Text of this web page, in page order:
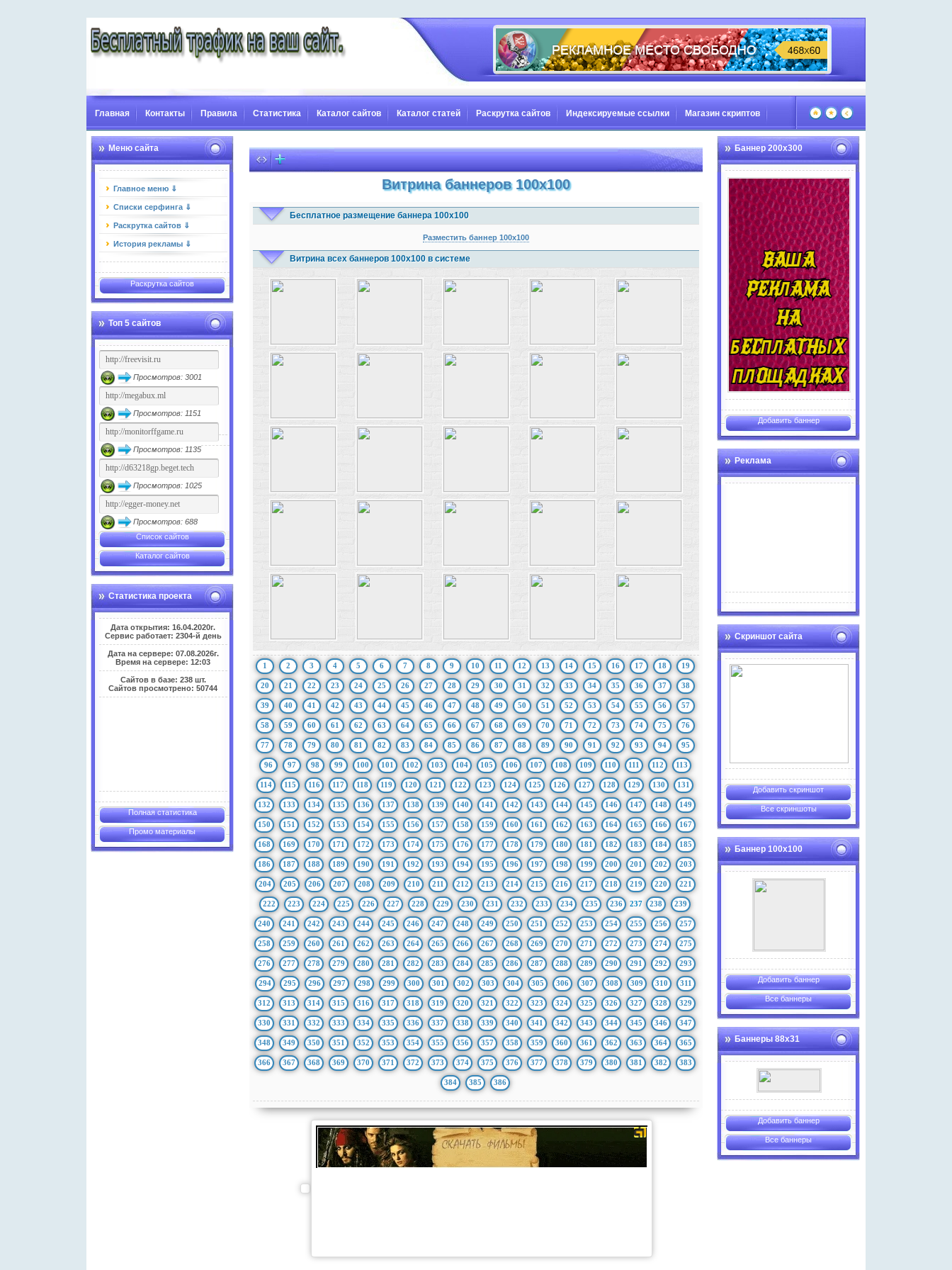
Главная Контакты Правила Статистика Каталог сайтов Каталог статей Раскрутка сайтов Индексируемые ссылки Магазин скриптов
Меню сайта
Главное меню ⇓
Списки серфинга ⇓
Раскрутка сайтов ⇓
История рекламы ⇓
Раскрутка сайтов
Топ 5 сайтов
Просмотров: 3001
Просмотров: 1151
Просмотров: 1135
Просмотров: 1025
Просмотров: 688
Список сайтов
Каталог сайтов
Статистика проекта
Дата открытия: 16.04.2020г.
Сервис работает: 2304-й день
Дата на сервере: 07.08.2026г.
Время на сервере: 12:03
Сайтов в базе: 238 шт.
Сайтов просмотрено: 50744
Полная статистика
Промо материалы
Баннер 200х300
Добавить баннер
Реклама
Скриншот сайта
Добавить скриншот
Все скриншоты
Баннер 100х100
Добавить баннер
Все баннеры
Баннеры 88х31
Добавить баннер
Все баннеры
Витрина баннеров 100x100
Бесплатное размещение баннера 100x100
Разместить баннер 100x100
Витрина всех баннеров 100x100 в системе
1 2 3 4 5 6 7 8 9 10 11 12 13 14 15 16 17 18 19
20 21 22 23 24 25 26 27 28 29 30 31 32 33 34 35 36 37 38
39 40 41 42 43 44 45 46 47 48 49 50 51 52 53 54 55 56 57
58 59 60 61 62 63 64 65 66 67 68 69 70 71 72 73 74 75 76
77 78 79 80 81 82 83 84 85 86 87 88 89 90 91 92 93 94 95
96 97 98 99 100 101 102 103 104 105 106 107 108 109 110 111 112 113
114 115 116 117 118 119 120 121 122 123 124 125 126 127 128 129 130 131
132 133 134 135 136 137 138 139 140 141 142 143 144 145 146 147 148 149
150 151 152 153 154 155 156 157 158 159 160 161 162 163 164 165 166 167
168 169 170 171 172 173 174 175 176 177 178 179 180 181 182 183 184 185
186 187 188 189 190 191 192 193 194 195 196 197 198 199 200 201 202 203
204 205 206 207 208 209 210 211 212 213 214 215 216 217 218 219 220 221
222 223 224 225 226 227 228 229 230 231 232 233 234 235 236 237 238 239
240 241 242 243 244 245 246 247 248 249 250 251 252 253 254 255 256 257
258 259 260 261 262 263 264 265 266 267 268 269 270 271 272 273 274 275
276 277 278 279 280 281 282 283 284 285 286 287 288 289 290 291 292 293
294 295 296 297 298 299 300 301 302 303 304 305 306 307 308 309 310 311
312 313 314 315 316 317 318 319 320 321 322 323 324 325 326 327 328 329
330 331 332 333 334 335 336 337 338 339 340 341 342 343 344 345 346 347
348 349 350 351 352 353 354 355 356 357 358 359 360 361 362 363 364 365
366 367 368 369 370 371 372 373 374 375 376 377 378 379 380 381 382 383
384 385 386